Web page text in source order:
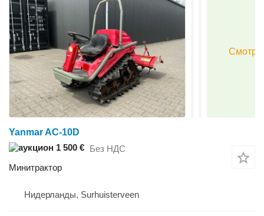
Yanmar AC-10D
1 500 € Без НДС
Минитрактор
Нидерланды, Surhuisterveen